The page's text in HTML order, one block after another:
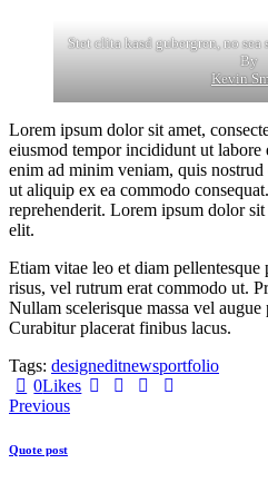
Stet clita kasd gubergren, no sea
By
Kevin
Lorem ipsum dolor sit amet,
eiusmod tempor incididunt ut
enim ad minim veniam, quis
ut aliquip ex ea commodo
reprehenderit. Lorem ipsum dolor
elit.
Etiam vitae leo et diam
risus, vel rutrum erat commodo ut.
Nullam scelerisque massa vel augue
Curabitur placerat finibus lacus.
Tags: designeditnewsportfolio
0Likes
Навигация
по
Previous
Quote post